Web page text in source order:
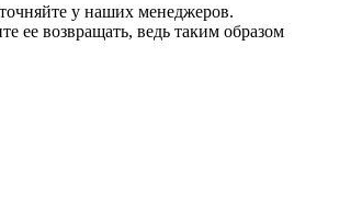
у наших менеджеров.
ее возвращать, ведь таким образом